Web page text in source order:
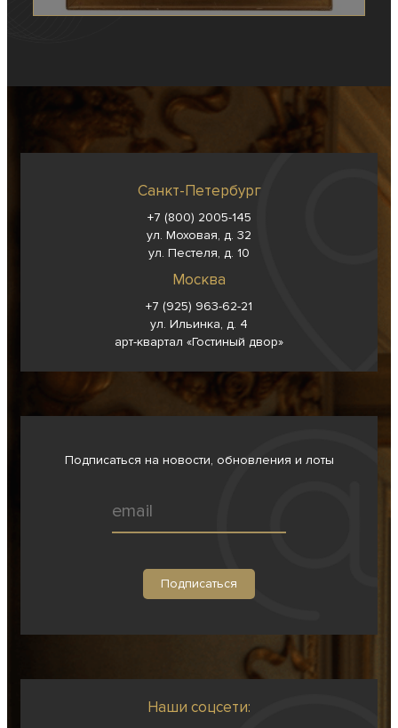
Санкт-Петербург
+7 (800) 2005-145
ул. Моховая, д. 32
ул. Пестеля, д. 10
Москва
+7 (925) 963-62-21
ул. Ильинка, д. 4
арт-квартал «Гостиный двор»
Подписаться на новости, обновления и лоты
Наши соцсети: